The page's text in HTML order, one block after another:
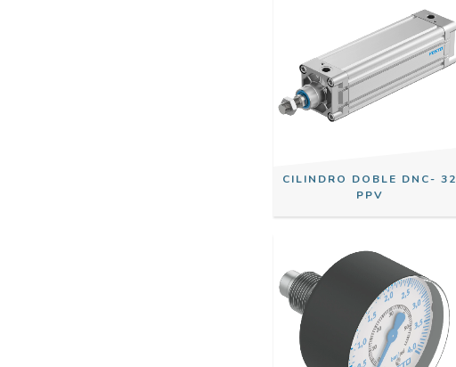
CILINDRO DOBLE DNC- 32
PPV